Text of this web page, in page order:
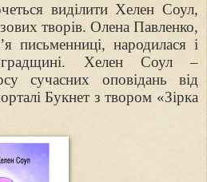
виділити Хелен Соул,
творів. Олена Павленко,
письменниці, народилася і
Хелен Соул –
сучасних оповідань від
Букнет з твором «Зірка